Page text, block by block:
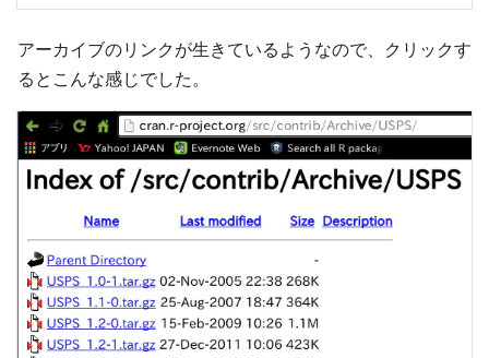
アーカイブのリンクが生きているようなので、クリックす
るとこんな感じでした。